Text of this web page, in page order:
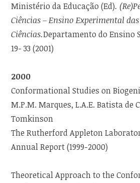
Ministério da Educação (Ed).
Ciências – Ensino Experimental das
Ciências.Departamento do Ensino
19- 33 (2001)
2000
Conformational Studies on
M.P.M. Marques, L.A.E. Batista de
Tomkinson
The Rutherford Appleton
Annual Report (1999-2000)
Theoretical Approach to the